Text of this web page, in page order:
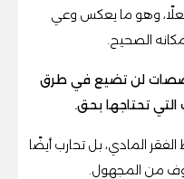
وهو ما يعكس وعي
الصحيح.
لن تضيع في طرق
التي تحتاجها بحق.
المادي، بل تحارب أيضًا
من المجهول.